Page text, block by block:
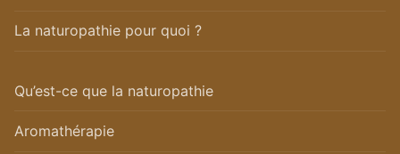
La naturopathie pour quoi ?
Qu’est-ce que la naturopathie
Aromathérapie